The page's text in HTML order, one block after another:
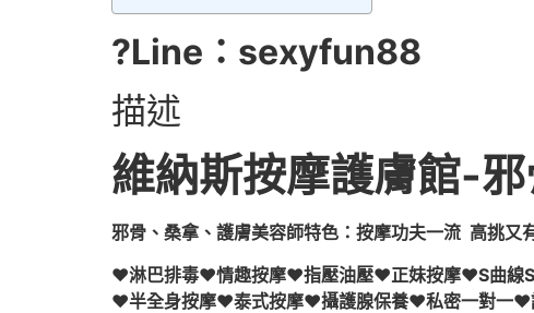
?Line：sexyfun88
描述
維納斯按摩護膚館-
邪骨、桑拿、護膚美容師特色：按摩功夫一流 高挑又
♥淋巴排毒♥情趣按摩♥指壓油壓♥正妹按摩♥S曲線
♥半全身按摩♥泰式按摩♥攝護腺保養♥私密一對一